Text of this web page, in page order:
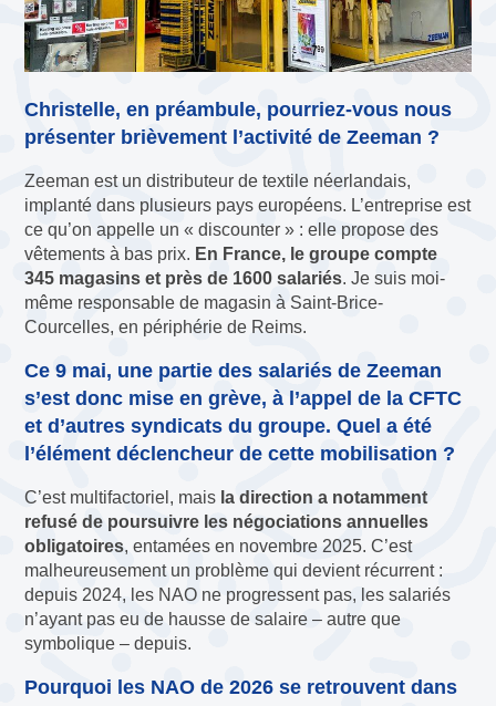
Christelle, en préambule, pourriez-vous nous
présenter brièvement l’activité de Zeeman ?
Zeeman est un distributeur de textile néerlandais,
implanté dans plusieurs pays européens. L’entreprise est
ce qu’on appelle un « discounter » : elle propose des
vêtements à bas prix. En France, le groupe compte
345 magasins et près de 1600 salariés. Je suis moi-
même responsable de magasin à Saint-Brice-
Courcelles, en périphérie de Reims.
Ce 9 mai, une partie des salariés de Zeeman
s’est donc mise en grève, à l’appel de la CFTC
et d’autres syndicats du groupe. Quel a été
l’élément déclencheur de cette mobilisation ?
C’est multifactoriel, mais la direction a notamment
refusé de poursuivre les négociations annuelles
obligatoires, entamées en novembre 2025. C’est
malheureusement un problème qui devient récurrent :
depuis 2024, les NAO ne progressent pas, les salariés
n’ayant pas eu de hausse de salaire – autre que
symbolique – depuis.
Pourquoi les NAO de 2026 se retrouvent dans